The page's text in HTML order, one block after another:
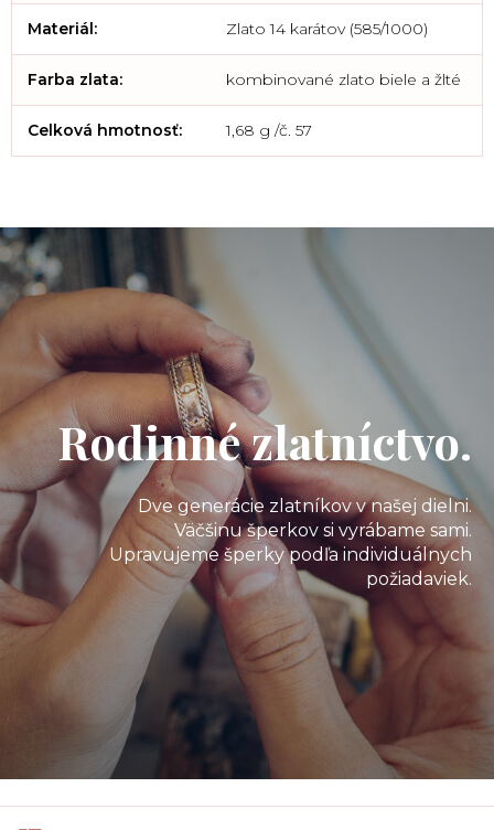
Materiál: Zlato 14 karátov (585/1000)
Farba zlata: kombinované zlato biele a žlté
Celková hmotnosť: 1,68 g /č. 57
Rodinné zlatníctvo.
Dve generácie zlatníkov v našej dielni.
Väčšinu šperkov si vyrábame sami.
Upravujeme šperky podľa individuálnych
požiadaviek.